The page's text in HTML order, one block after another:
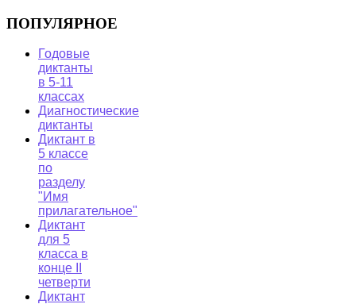
ПОПУЛЯРНОЕ
Годовые
диктанты
в 5-11
классах
Диагностические
диктанты
Диктант в
5 классе
по
разделу
"Имя
прилагательное"
Диктант
для 5
класса в
конце II
четверти
Диктант